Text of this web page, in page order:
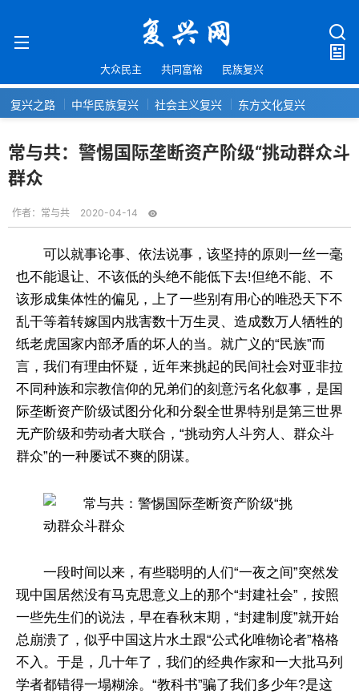
大众民主 共同富裕 民族复兴
复兴之路 中华民族复兴 社会主义复兴 东方文化复兴
常与共：警惕国际垄断资产阶级“挑动群众斗
群众
作者： 常与共 2020-04-14
可以就事论事、依法说事，该坚持的原则一丝一毫
也不能退让、不该低的头绝不能低下去!但绝不能、不
该形成集体性的偏见，上了一些别有用心的唯恐天下不
乱干等着转嫁国内戕害数十万生灵、造成数万人牺牲的
纸老虎国家内部矛盾的坏人的当。就广义的“民族”而
言，我们有理由怀疑，近年来挑起的民间社会对亚非拉
不同种族和宗教信仰的兄弟们的刻意污名化叙事，是国
际垄断资产阶级试图分化和分裂全世界特别是第三世界
无产阶级和劳动者大联合，“挑动穷人斗穷人、群众斗
群众”的一种屡试不爽的阴谋。
一段时间以来，有些聪明的人们“一夜之间”突然发
现中国居然没有马克思意义上的那个“封建社会”，按照
一些先生们的说法，早在春秋末期，“封建制度”就开始
总崩溃了，似乎中国这片水土跟“公式化唯物论者”格格
不入。于是，几十年了，我们的经典作家和一大批马列
学者都错得一塌糊涂。“教科书”骗了我们多少年?是这